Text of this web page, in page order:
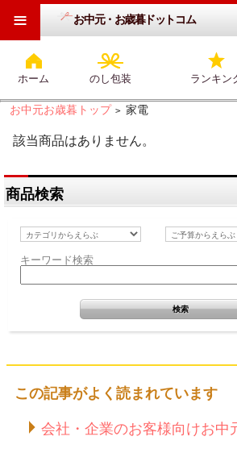
お中元・お歳暮ドットコム
ホーム のし包装 ランキン
≡
お中元お歳暮トップ > 家電
該当商品はありません。
商品検索
キーワード検索
この記事がよく読まれています
会社・企業のお客様向けお中